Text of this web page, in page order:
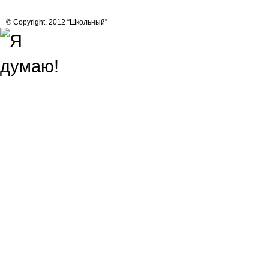
© Copyright. 2012 “Школьный”